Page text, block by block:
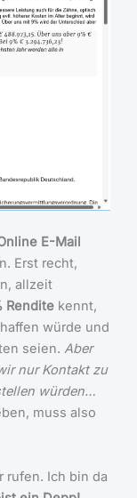
E-Mail
Erst recht,
allzeit
Rendite kennt,
würde und
seien. Aber
nur Kontakt zu
würden…
muss also
rufen. Ich bin da